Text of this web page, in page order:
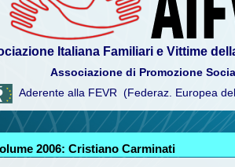
Italiana Familiari e Vittime
Associazione di Promozione
Aderente alla FEVR (Federaz. Europea
2006: Cristiano Carminati